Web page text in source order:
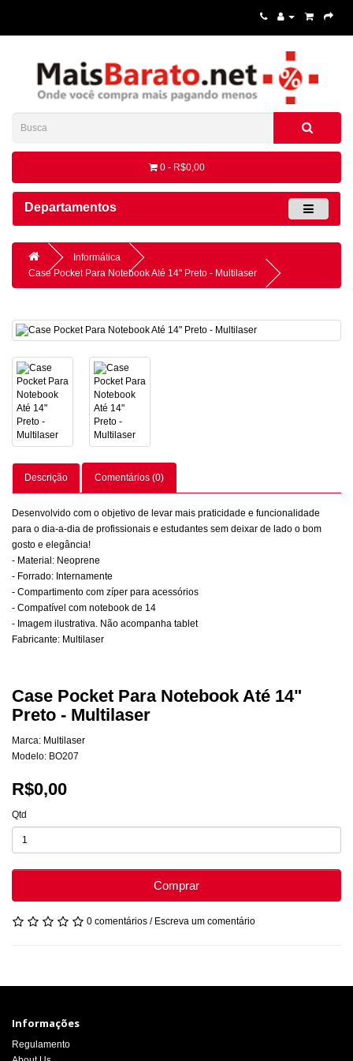
0 - R$0,00
Departamentos
Informática
Case Pocket Para Notebook Até 14" Preto - Multilaser
Descrição Comentários (0)
Desenvolvido com o objetivo de levar mais praticidade e funcionalidade
para o dia-a-dia de profissionais e estudantes sem deixar de lado o bom
gosto e elegância!
- Material: Neoprene
- Forrado: Internamente
- Compartimento com zíper para acessórios
- Compatível com notebook de 14
- Imagem ilustrativa. Não acompanha tablet
Fabricante: Multilaser
Case Pocket Para Notebook Até 14"
Preto - Multilaser
Marca: Multilaser
Modelo: BO207
R$0,00
Qtd
Comprar
0 comentários / Escreva um comentário
Informações
Regulamento